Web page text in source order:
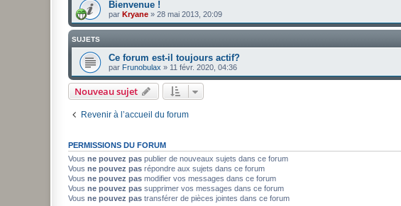
Bienvenue !
par Kryane » 28 mai 2013, 20:09
SUJETS
Ce forum est-il toujours actif?
par Frunobulax » 11 févr. 2020, 04:36
Nouveau sujet
Revenir à l’accueil du forum
PERMISSIONS DU FORUM
Vous ne pouvez pas publier de nouveaux sujets dans ce forum
Vous ne pouvez pas répondre aux sujets dans ce forum
Vous ne pouvez pas modifier vos messages dans ce forum
Vous ne pouvez pas supprimer vos messages dans ce forum
Vous ne pouvez pas transférer de pièces jointes dans ce forum